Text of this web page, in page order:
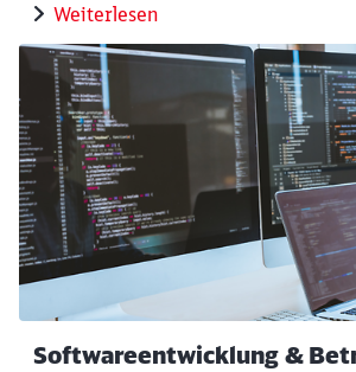
Weiterlesen
Softwareentwicklung &